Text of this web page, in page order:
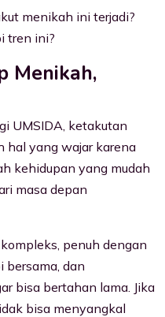
menikah ini terjadi?
tren ini?
Menikah,
UMSIDA, ketakutan
hal yang wajar karena
kehidupan yang mudah
masa depan
penuh dengan
bersama, dan
bisa bertahan lama. Jika
bisa menyangkal